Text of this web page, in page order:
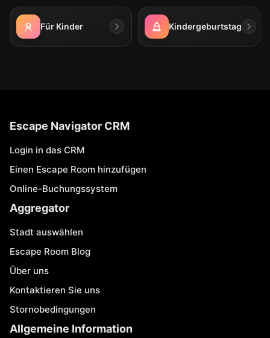
Für Kinder Kindergeburtstag
Escape Navigator CRM
Login in das CRM
Einen Escape Room hinzufügen
Online-Buchungssystem
Aggregator
Stadt auswählen
Escape Room Blog
Über uns
Kontaktieren Sie uns
Stornobedingungen
Allgemeine Information